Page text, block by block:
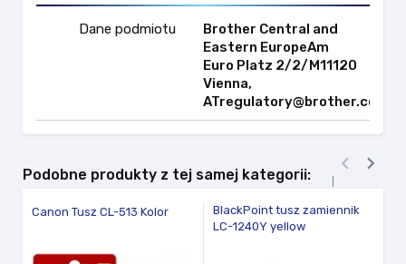
Dane podmiotu
Brother Central and
Eastern EuropeAm
Euro Platz 2/2/M11120
Vienna,
ATregulatory@brother.com
Podobne produkty z tej samej kategorii:
Canon Tusz CL-513 Kolor
BlackPoint tusz zamiennik
LC-1240Y yellow
 